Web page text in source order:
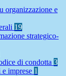
organizzazione e
19
strategico-
di condotta 3
imprese 1